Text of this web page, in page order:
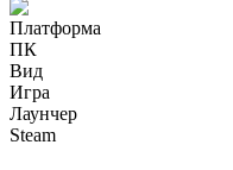
Платформа
ПК
Вид
Игра
Лаунчер
Steam